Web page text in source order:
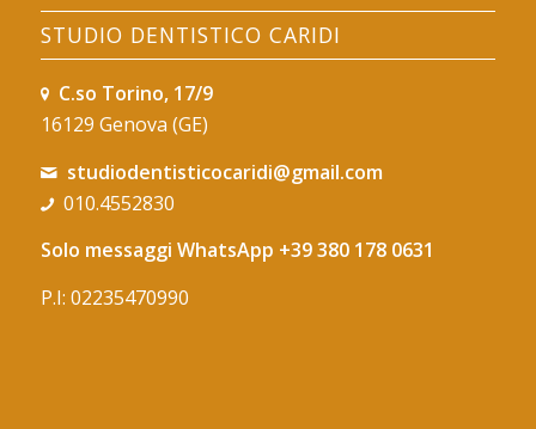
STUDIO DENTISTICO CARIDI
C.so Torino, 17/9
16129 Genova (GE)
studiodentisticocaridi@gmail.com
010.4552830
Solo messaggi WhatsApp +39 380 178 0631
P.I: 02235470990